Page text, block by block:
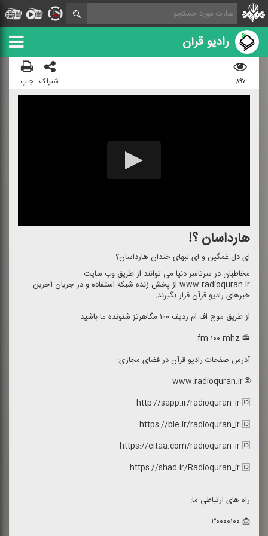
رادیو قرآن
۸۹۷ اشتراک چاپ
هارداسان ؟!
ای دل غمگین و ای لبهای خندان هارداسان؟
مخاطبان در سرتاسر دنیا می توانند از طریق وب سایت
www.radioquran.ir از پخش زنده شبكه استفاده و در جریان آخرین
خبرهای رادیو قرآن قرار بگیرند.
از طریق موج اف.ام ردیف ۱۰۰ مگاهرتز شنونده ما باشید.
📻 fm ۱۰۰ mhz
آدرس صفحات رادیو قرآن در فضای مجازی:
🌐 www.radioquran.ir
http://sapp.ir/radioquran_ir 🆔
https://ble.ir/radioquran_ir 🆔
https://eitaa.com/radioquran_ir 🆔
https://shad.ir/Radioquran_ir 🆔
راه های ارتباطی ما:
📩 ۳۰۰۰۰۱۰۰